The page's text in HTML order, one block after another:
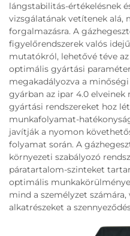
lángstabilitás-értékelésnek
vizsgálatának vetítenek alá,
forgalmazásra. A
figyelőrendszerek valós
mutatókról, lehetővé téve
optimális gyártási
megakadályozva a
gyárban az ipar 4.0 elveinek
gyártási rendszereket hoz
munkafolyamat-
javítják a nyomon
folyamat során. A
környezeti szabályozó
páratartalom-szinteket
optimális
mind a személyzet
alkatrészeket a